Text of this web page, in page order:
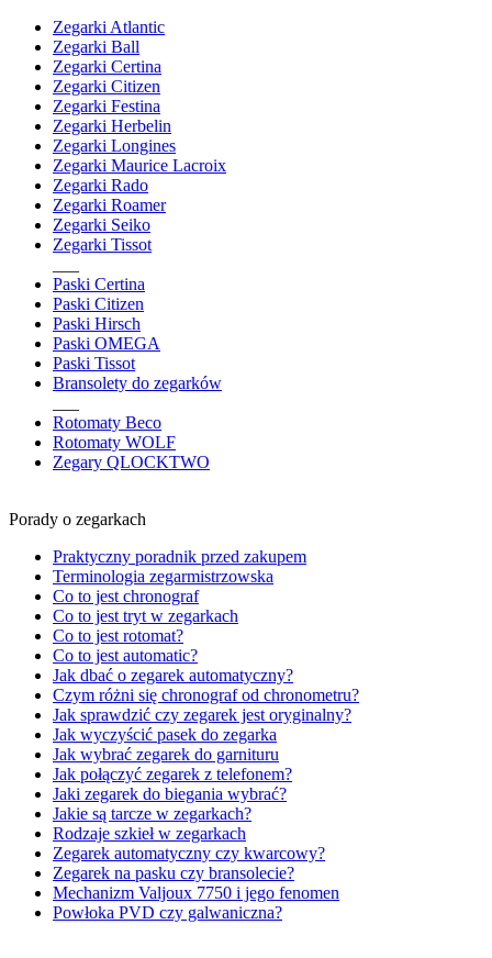
Zegarki Atlantic
Zegarki Ball
Zegarki Certina
Zegarki Citizen
Zegarki Festina
Zegarki Herbelin
Zegarki Longines
Zegarki Maurice Lacroix
Zegarki Rado
Zegarki Roamer
Zegarki Seiko
Zegarki Tissot
Paski Certina
Paski Citizen
Paski Hirsch
Paski OMEGA
Paski Tissot
Bransolety do zegarków
Rotomaty Beco
Rotomaty WOLF
Zegary QLOCKTWO
Porady o zegarkach
Praktyczny poradnik przed zakupem
Terminologia zegarmistrzowska
Co to jest chronograf
Co to jest tryt w zegarkach
Co to jest rotomat?
Co to jest automatic?
Jak dbać o zegarek automatyczny?
Czym różni się chronograf od chronometru?
Jak sprawdzić czy zegarek jest oryginalny?
Jak wyczyścić pasek do zegarka
Jak wybrać zegarek do garnituru
Jak połączyć zegarek z telefonem?
Jaki zegarek do biegania wybrać?
Jakie są tarcze w zegarkach?
Rodzaje szkieł w zegarkach
Zegarek automatyczny czy kwarcowy?
Zegarek na pasku czy bransolecie?
Mechanizm Valjoux 7750 i jego fenomen
Powłoka PVD czy galwaniczna?